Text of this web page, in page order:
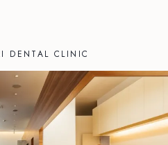
DENTAL CLINIC